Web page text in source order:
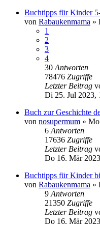
Buchtipps für Kinder
von Rabaukenmama »
1
2
3
4
30 Antworten
78476 Zugriffe
Letzter Beitrag
Di 25. Jul 2023,
Buch zur Geschichte
von nosupermum »
6 Antworten
17636 Zugriffe
Letzter Beitrag
Do 16. Mär
Buchtipps für Kinder
von Rabaukenmama »
9 Antworten
21350 Zugriffe
Letzter Beitrag
Do 16. Mär